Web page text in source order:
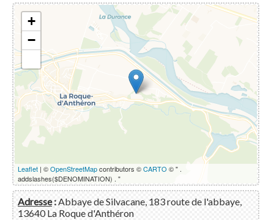
+
−
Leaflet | ©OpenStreetMapcontributors ©CARTO © " .
addslashes($DENOMINATION) . "
Adresse:Abbaye de Silvacane, 183 route de l'abbaye,
13640 La Roque d'Anthéron